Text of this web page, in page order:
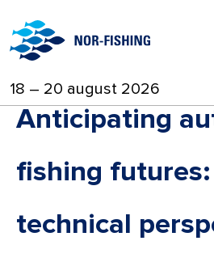
18 – 20 august 2026
Anticipating
fishing futures:
technical